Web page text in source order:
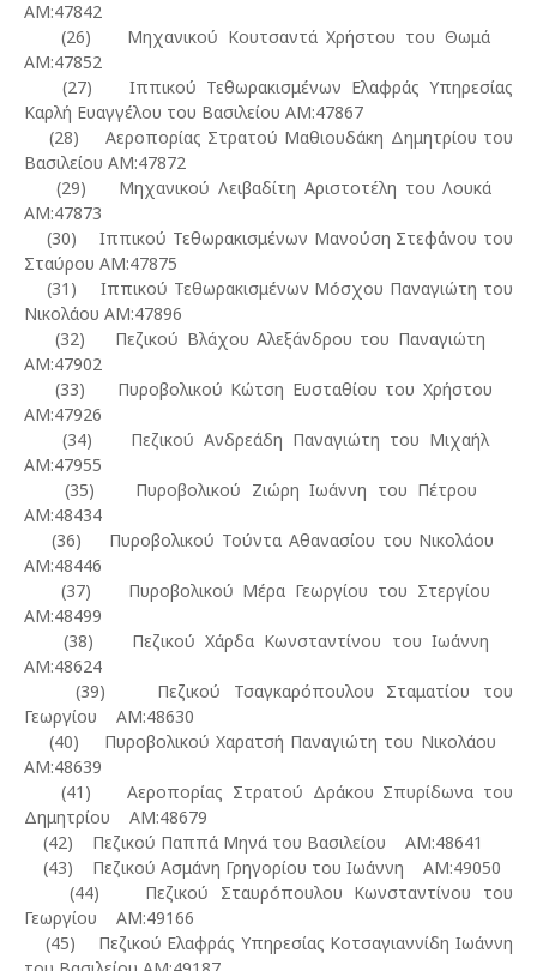
ΑΜ:47842
(26) Μηχανικού Κουτσαντά Χρήστου του Θωμά
ΑΜ:47852
(27) Ιππικού Τεθωρακισμένων Ελαφράς Υπηρεσίας
Καρλή Ευαγγέλου του Βασιλείου ΑΜ:47867
(28) Αεροπορίας Στρατού Μαθιουδάκη Δημητρίου του
Βασιλείου ΑΜ:47872
(29) Μηχανικού Λειβαδίτη Αριστοτέλη του Λουκά
ΑΜ:47873
(30) Ιππικού Τεθωρακισμένων Μανούση Στεφάνου του
Σταύρου ΑΜ:47875
(31) Ιππικού Τεθωρακισμένων Μόσχου Παναγιώτη του
Νικολάου ΑΜ:47896
(32) Πεζικού Βλάχου Αλεξάνδρου του Παναγιώτη
ΑΜ:47902
(33) Πυροβολικού Κώτση Ευσταθίου του Χρήστου
ΑΜ:47926
(34) Πεζικού Ανδρεάδη Παναγιώτη του Μιχαήλ
ΑΜ:47955
(35) Πυροβολικού Ζιώρη Ιωάννη του Πέτρου
ΑΜ:48434
(36) Πυροβολικού Τούντα Αθανασίου του Νικολάου
ΑΜ:48446
(37) Πυροβολικού Μέρα Γεωργίου του Στεργίου
ΑΜ:48499
(38) Πεζικού Χάρδα Κωνσταντίνου του Ιωάννη
ΑΜ:48624
(39) Πεζικού Τσαγκαρόπουλου Σταματίου του
Γεωργίου ΑΜ:48630
(40) Πυροβολικού Χαρατσή Παναγιώτη του Νικολάου
ΑΜ:48639
(41) Αεροπορίας Στρατού Δράκου Σπυρίδωνα του
Δημητρίου ΑΜ:48679
(42) Πεζικού Παππά Μηνά του Βασιλείου ΑΜ:48641
(43) Πεζικού Ασμάνη Γρηγορίου του Ιωάννη ΑΜ:49050
(44) Πεζικού Σταυρόπουλου Κωνσταντίνου του
Γεωργίου ΑΜ:49166
(45) Πεζικού Ελαφράς Υπηρεσίας Κοτσαγιαννίδη Ιωάννη